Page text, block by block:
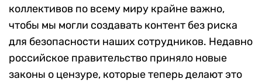
коллективов по всему миру крайне важно,
чтобы мы могли создавать контент без риска
для безопасности наших сотрудников. Недавно
российское правительство приняло новые
законы о цензуре, которые теперь делают это